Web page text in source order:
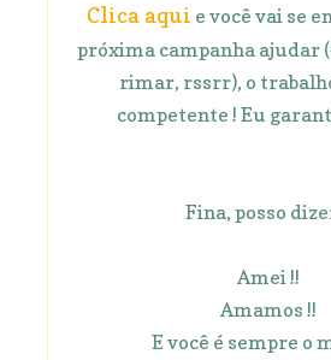
Clica aqui e você vai se
próxima campanha ajudar
rimar, rssrr), o
competente ! Eu
Fina, posso
Amei !!
Amamos !!
E você é sempre o